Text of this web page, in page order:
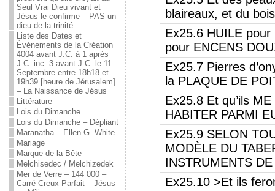
Seul Vrai Dieu vivant et
Jésus le confirme – PAS un
dieu de la trinité
Liste des Dates et
Événements de la Création
4004 avant J.C. à 1 aprés
J.C. inc. 3 avant J.C. le 11
Septembre entre 18h18 et
19h39 [heure de Jérusalem]
– La Naissance de Jésus
Littérature
Lois du Dimanche
Lois du Dimanche – Dépliant
Maranatha – Ellen G. White
Mariage
Marque de la Bête
Melchisedec / Melchizedek
Mer de Verre – 144 000 –
Carré Creux Parfait – Jésus
blaireaux, et du
Ex25.6 HUILE pour
pour ENCENS
Ex25.7 Pierres
la PLAQUE DE
Ex25.8 Et qu’ils
HABITER PARMI
Ex25.9 SELON
MODÈLE DU
INSTRUMENTS
Ex25.10 >Et ils